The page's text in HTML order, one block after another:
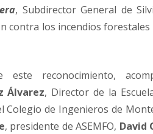
, Subdirector General de
contra los incendios
este reconocimiento,
Álvarez, Director de la
Colegio de Ingenieros de
, presidente de ASEMFO, David